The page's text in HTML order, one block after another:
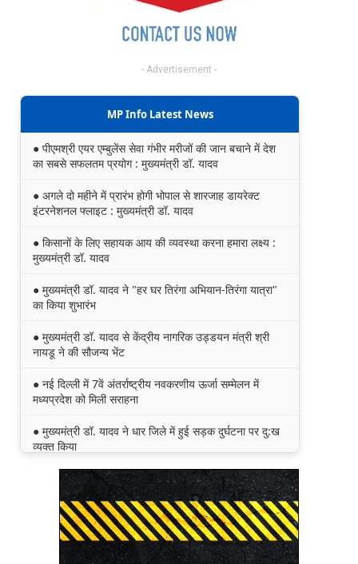
- Advertisement -
MP Info Latest News
● पीएमश्री एयर एम्बुलेंस सेवा गंभीर मरीजों की जान बचाने में देश
का सबसे सफलतम प्रयोग : मुख्यमंत्री डॉ. यादव
● अगले दो महीने में प्रारंभ होगी भोपाल से शारजाह डायरेक्ट
इंटरनेशनल फ्लाइट : मुख्यमंत्री डॉ. यादव
● किसानों के लिए सहायक आय की व्यवस्था करना हमारा लक्ष्य :
मुख्यमंत्री डॉ. यादव
● मुख्यमंत्री डॉ. यादव ने "हर घर तिरंगा अभियान-तिरंगा यात्रा"
का किया शुभारंभ
● मुख्यमंत्री डॉ. यादव से केंद्रीय नागरिक उड्डयन मंत्री श्री
नायडू ने की सौजन्य भेंट
● नई दिल्ली में 7वें अंतर्राष्ट्रीय नवकरणीय ऊर्जा सम्मेलन में
मध्यप्रदेश को मिली सराहना
● मुख्यमंत्री डॉ. यादव ने धार जिले में हुई सड़क दुर्घटना पर दु:ख
व्यक्त किया
● मुख्यमंत्री डॉ. यादव ने काकोरी ट्रेन एक्शन के वीर सपूतों को
किया नमन
● मुख्यमंत्री डॉ.मोहन यादव हर घर तिरंगा अभियान - तिरंगा यात्रा
का शुभारंभ करने मुख्यमंत्री निवास से तिरंगा लहराकर टी टी नगर
स्टेडियम पहुँचे।